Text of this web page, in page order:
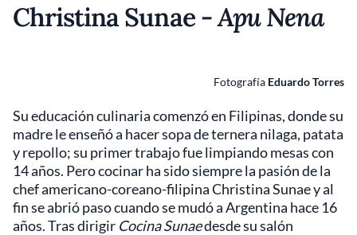
Christina Sunae -Apu Nena
Fotografía Eduardo Torres
Su educación culinaria comenzó en Filipinas, donde su
madre le enseñó a hacer sopa de ternera nilaga, patata
y repollo; su primer trabajo fue limpiando mesas con
14 años. Pero cocinar ha sido siempre la pasión de la
chef americano-coreano-filipina Christina Sunae y al
fin se abrió paso cuando se mudó a Argentina hace 16
años. Tras dirigir Cocina Sunaedesde su salón